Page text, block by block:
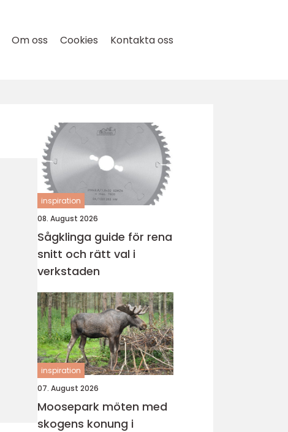
Om oss Cookies Kontakta oss
inspiration
08. August 2026
Sågklinga guide för rena
snitt och rätt val i
verkstaden
inspiration
07. August 2026
Moosepark möten med
skogens konung i